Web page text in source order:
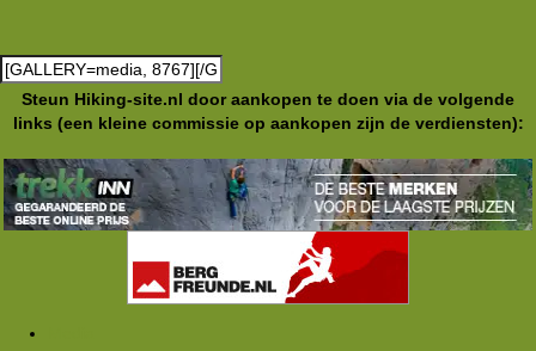
Steun Hiking-site.nl door aankopen te doen via de volgende
links (een kleine commissie op aankopen zijn de verdiensten):